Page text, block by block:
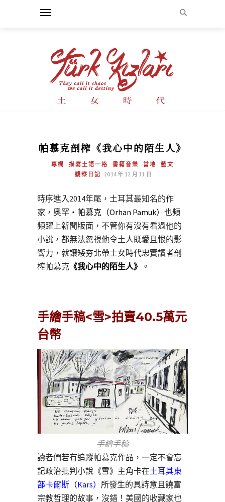
帕慕克剖榨《我心中的陌生人》
專欄 描寫土語一格 書籍音樂 當地
藝文
觀察日記
2014 年 12 月 11 日
時序進入2014年尾，土耳其最知名的作
家， 奧罕‧帕慕克（Orhan Pamuk） 也頻
頻躍上新聞版面，不管你有沒有看過他的
小說，都無法忽視他令土人既愛且恨的影
響力，就讓矮夯北帶土女時代忠實讀者剖
榨帕慕克 《我心中的陌生人》 。
手繪手稿<雪>拍賣40.5萬元
台幣
手繪手稿
讀者們若有追蹤帕慕克作品，一定不會忘
記政治批判小說《雪》 主角卡在土耳其東
部卡爾斯（Kars） 所發生的具詩意且饒富
宗教哲理的故事，沒錯！美國的收藏家也